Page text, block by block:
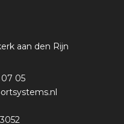
aan den Rijn
07 05